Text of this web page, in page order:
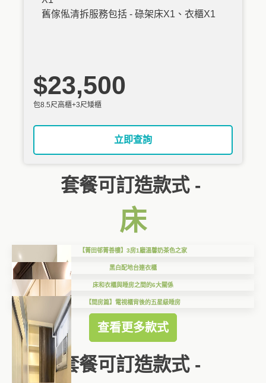
舊傢俬清拆服務包括 - 碌架床X1、衣櫃X1
$23,500
包8.5尺高櫃+3尺矮櫃
立即查詢
套餐可訂造款式 -
床
【菁田邨菁善樓】3房1廳溫馨奶茶色之家
黑白配地台連衣櫃
床和衣櫃與睡房之間的6大關係
【間房篇】電視櫃背後的五星級睡房
查看更多款式
套餐可訂造款式 -